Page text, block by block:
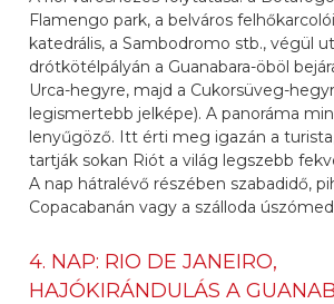
Flamengo park, a belváros
katedrális, a Sambodromo stb., végül
drótkötélpályán a Guanabara-öböl
Urca-hegyre, majd a Cukorsüveg-
legismertebb jelképe). A panoráma
lenyűgöző. Itt érti meg igazán a
tartják sokan Riót a világ legszebb
A nap hátralévő részében szabadidő,
Copacabanán vagy a szálloda
4. NAP: RIO DE JANEIRO,
HAJÓKIRÁNDULÁS A